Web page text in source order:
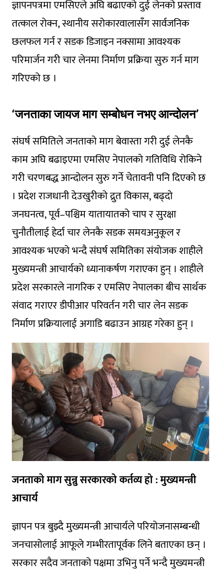
ज्ञापनपत्रमा एमसिएले अघि बढाएको दुई लेनको प्रस्ताव
तत्काल रोक्न, स्थानीय सरोकारवालासँग सार्वजनिक
छलफल गर्न र सडक डिजाइन नक्सामा आवश्यक
परिमार्जन गरी चार लेनमा निर्माण प्रक्रिया सुरु गर्न माग
गरिएको छ ।
‘जनताका जायज माग सम्बोधन नभए आन्दोलन’
संघर्ष समितिले जनताको माग बेवास्ता गरी दुई लेनकै
काम अघि बढाइएमा एमसिए नेपालको गतिविधि रोकिने
गरी चरणबद्ध आन्दोलन सुरु गर्ने चेतावनी पनि दिएको छ
। प्रदेश राजधानी देउखुरीको द्रुत विकास, बढ्दो
जनघनत्व, पूर्व–पश्चिम यातायातको चाप र सुरक्षा
चुनौतीलाई हेर्दा चार लेनकै सडक समयअनुकूल र
आवश्यक भएको भन्दै संघर्ष समितिका संयोजक शाहीले
मुख्यमन्त्री आचार्यको ध्यानाकर्षण गराएका हुन् । शाहीले
प्रदेश सरकारले नागरिक र एमसिए नेपालका बीच सार्थक
संवाद गराएर डीपीआर परिवर्तन गरी चार लेन सडक
निर्माण प्रक्रियालाई अगाडि बढाउन आग्रह गरेका हुन् ।
जनताको माग सुन्नु सरकारको कर्तव्य हो : मुख्यमन्त्री
आचार्य
ज्ञापन पत्र बुझ्दै मुख्यमन्त्री आचार्यले परियोजनासम्बन्धी
जनचासोलाई आफूले गम्भीरतापूर्वक लिने बताएका छन् ।
सरकार सदैव जनताको पक्षमा उभिनु पर्ने भन्दै मुख्यमन्त्री